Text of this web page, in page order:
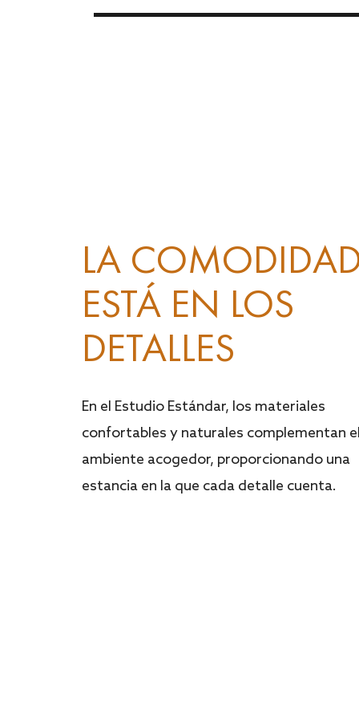
LA
ESTÁ EN LOS
DETALLES
En el Estudio Estándar, los materiales
confortables y naturales complementan
ambiente acogedor, proporcionando una
estancia en la que cada detalle cuenta.